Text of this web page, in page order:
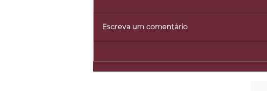
A hiperconexão não gera
a hipercooperação. a
Escreva um comentário